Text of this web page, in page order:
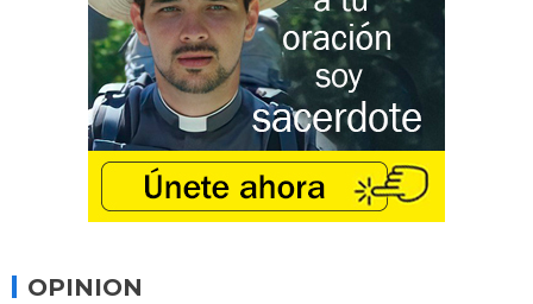
OPINION